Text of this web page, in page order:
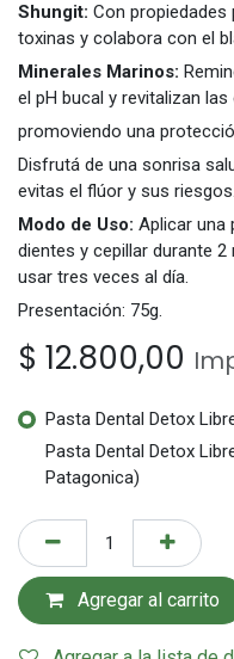
Shungit: Con propiedades
toxinas y colabora con el
Minerales Marinos:
el pH bucal y revitalizan las
promoviendo una
Disfrutá de una sonrisa
evitas el flúor y sus riesgos.
Modo de Uso: Aplicar una
dientes y cepillar durante
usar tres veces al día.
Presentación: 75g.
$ 12.800,00
Pasta Dental Detox
Pasta Dental Detox
Patagonica)
Agregar al carrito